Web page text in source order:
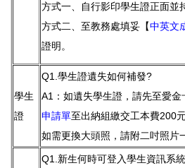
方式一、自行影印學生證正面並
方式二、至教務處填妥【中英文
證明。
學生
證
Q1.學生證遺失如何補發?
A1：如遺失學生證，請先至愛
申請單至出納組繳交工本費200
如需更換大頭照，請附二吋照片
Q1.新生何時可登入學生資訊系